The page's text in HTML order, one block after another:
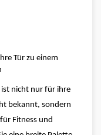
Tür zu einem
ist nicht nur für ihre
bekannt, sondern
Fitness und